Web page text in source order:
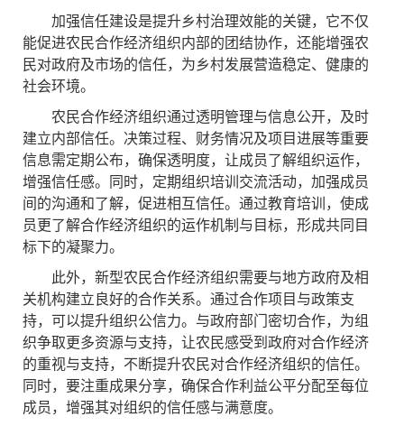
加强信任建设是提升乡村治理效能的关键，它不仅
能促进农民合作经济组织内部的团结协作，还能增强农
民对政府及市场的信任，为乡村发展营造稳定、健康的
社会环境。
农民合作经济组织通过透明管理与信息公开，及时
建立内部信任。决策过程、财务情况及项目进展等重要
信息需定期公布，确保透明度，让成员了解组织运作，
增强信任感。同时，定期组织培训交流活动，加强成员
间的沟通和了解，促进相互信任。通过教育培训，使成
员更了解合作经济组织的运作机制与目标，形成共同目
标下的凝聚力。
此外，新型农民合作经济组织需要与地方政府及相
关机构建立良好的合作关系。通过合作项目与政策支
持，可以提升组织公信力。与政府部门密切合作，为组
织争取更多资源与支持，让农民感受到政府对合作经济
的重视与支持，不断提升农民对合作经济组织的信任。
同时，要注重成果分享，确保合作利益公平分配至每位
成员，增强其对组织的信任感与满意度。